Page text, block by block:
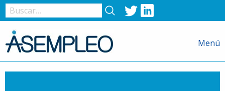
Twitter
de
usuario
o
correo
Menú